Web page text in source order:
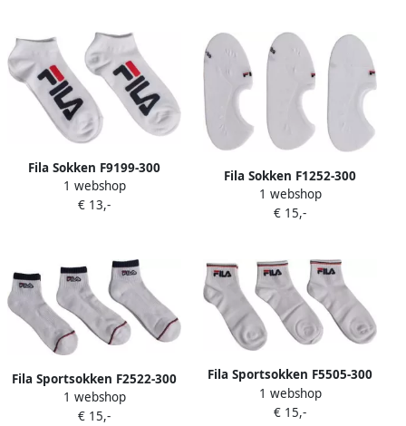
Fila Sokken F9199-300
1 webshop
€ 13,-
Fila Sokken F1252-300
1 webshop
€ 15,-
Fila Sportsokken F2522-300
1 webshop
€ 15,-
Fila Sportsokken F5505-300
1 webshop
€ 15,-